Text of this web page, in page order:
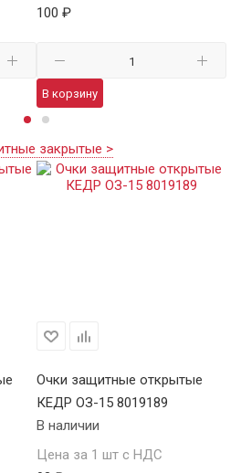
100 ₽
В корзину
закрытые >
Очки защитные открытые
КЕДР ОЗ-15 8019189
В наличии
Цена за 1 шт с НДС